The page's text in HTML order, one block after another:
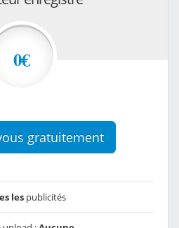
0€
gratuitement
les publicités